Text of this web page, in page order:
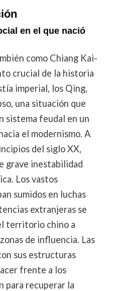
en el que nació
como Chiang Kai-
crucial de la historia
imperial, los Qing,
una situación que
sistema feudal en un
el modernismo. A
del siglo XX,
grave inestabilidad
Los vastos
sumidos en luchas
extranjeras se
territorio chino a
de influencia. Las
sus estructuras
frente a los
para recuperar la